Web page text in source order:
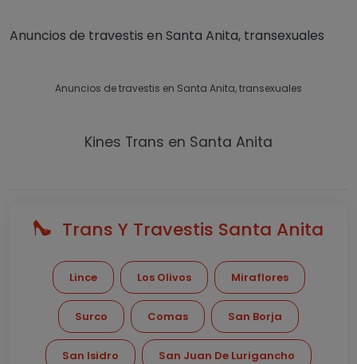
Anuncios de travestis en Santa Anita, transexuales
Anuncios de travestis en Santa Anita, transexuales
Kines Trans en Santa Anita
Trans Y Travestis Santa Anita
Lince Los Olivos Miraflores
Surco Comas San Borja
San Isidro San Juan De Lurigancho